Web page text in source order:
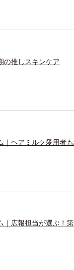
の推しスキンケア
｜ヘアミルク愛用者
｜広報担当が選ぶ！